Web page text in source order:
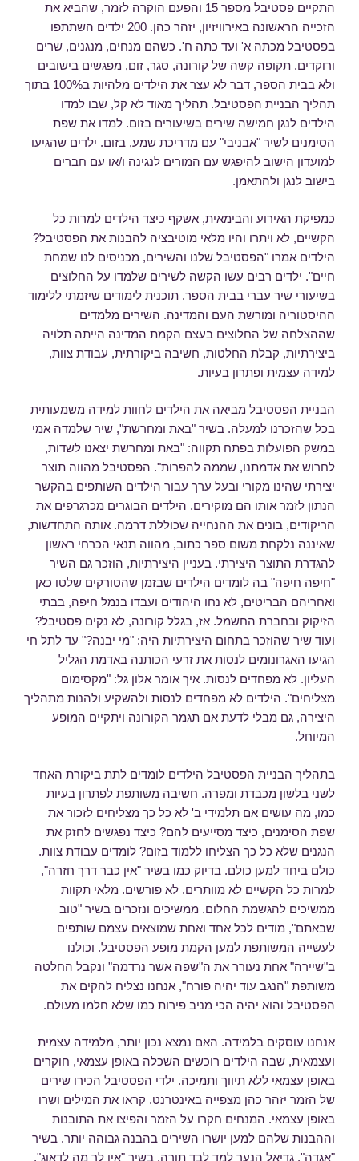
התקיים פסטיבל מספר 15 והפעם הוקרה לזמר, שהביא את
הזכייה הראשונה באירוויזיון, יזהר כהן. 200 ילדים השתתפו
בפסטיבל מכתה א' ועד כתה ח'. כשהם מנחים, מנגנים, שרים
ורוקדים. תקופה קשה של קורונה, סגר, זום, מפגשים בישובים
ולא בבית הספר, דבר לא עצר את הילדים מלהיות ב100% בתוך
תהליך הבניית הפסטיבל. תהליך מאוד לא קל, שבו למדו
הילדים לנגן חמישה שירים בשיעורים בזום. למדו את שפת
הסימנים לשיר "אבניבי" עם מדריכת שמע, בזום. ילדים שהגיעו
למועדון הישוב להיפגש עם המורים לנגינה ו/או עם חברים
בישוב לנגן ולהתאמן.
כמפיקת האירוע והבימאית, אשקף כיצד הילדים למרות כל
הקשיים, לא ויתרו והיו מלאי מוטיבציה להבנות את הפסטיבל?
הילדים אמרו "הפסטיבל שלנו והשירים, מכניסים לנו שמחת
חיים". ילדים רבים עשו הקשה לשירים שלמדו על החלוצים
בשיעורי שיר עברי בבית הספר. תוכנית לימודים שיזמתי ללימוד
ההיסטוריה ומורשת העם והמדינה. השירים מלמדים
שההצלחה של החלוצים בעצם הקמת המדינה הייתה תלויה
ביצירתיות, קבלת החלטות, חשיבה ביקורתית, עבודת צוות,
למידה עצמית ופתרון בעיות.
הבניית הפסטיבל מביאה את הילדים לחוות למידה משמעותית
בכל שהזכרנו למעלה. בשיר "באת ומחרשת", שיר שלמדה אמי
במשק הפועלות בפתח תקווה: "באת ומחרשת יצאנו לשדות,
לחרוש את אדמתנו, שממה להפרות". הפסטיבל מהווה תוצר
יצירתי שהינו מקורי ובעל ערך עבור הילדים השותפים בהקשר
הנתון לזמר אותו הם מוקירים. הילדים הבוגרים מכרגרפים את
הריקודים, בונים את ההנחייה שכוללת דרמה. אותה התחדשות,
שאיננה נלקחת משום ספר כתוב, מהווה תנאי הכרחי ראשון
להגדרת התוצר היצירתי. בעניין היצירתיות, הוזכר גם השיר
"חיפה חיפה" בה לומדים הילדים שבזמן שהטורקים שלטו כאן
ואחריהם הבריטים, לא נחו היהודים ועבדו בנמל חיפה, בבתי
הזיקוק ובחברת החשמל. אז, בגלל קורונה, לא נקים פסטיבל?
ועוד שיר שהוזכר בתחום היצירתיות היה: "מי יבנה?" עד לתל חי
הגיעו האגרונומים לנסות את זרעי הכותנה באדמת הגליל
העליון. לא מפחדים לנסות. איך אומר אלון גל: "מקסימום
מצליחים". הילדים לא מפחדים לנסות ולהשקיע ולהנות מתהליך
היצירה, גם מבלי לדעת אם תגמר הקורונה ויתקיים המופע
המיוחל.
בתהליך הבניית הפסטיבל הילדים לומדים לתת ביקורת האחד
לשני בלשון מכבדת ומפרה. חשיבה משותפת לפתרון בעיות
כמו, מה עושים אם תלמידי ב' לא כל כך מצליחים לזכור את
שפת הסימנים, כיצד מסייעים להם? כיצד נפגשים לחזק את
הנגנים שלא כל כך הצליחו ללמוד בזום? לומדים עבודת צוות.
כולם ביחד למען כולם. בדיוק כמו בשיר "אין כבר דרך חזרה",
למרות כל הקשיים לא מוותרים. לא פורשים. מלאי תקוות
ממשיכים להגשמת החלום. ממשיכים ונזכרים בשיר "טוב
שבאתם", מודים לכל אחד ואחת שמוצאים עצמם שותפים
לעשייה המשותפת למען הקמת מופע הפסטיבל. וכולנו
ב"שיירה" אחת נעורר את ה"שפה אשר נרדמה" ונקבל החלטה
משותפת "הנגב עוד יהיה פורח", אנחנו נצליח להקים את
הפסטיבל והוא יהיה הכי מניב פירות כמו שלא חלמו מעולם.
אנחנו עוסקים בלמידה. האם נמצא נכון יותר, מלמידה עצמית
ועצמאית, שבה הילדים רוכשים השכלה באופן עצמאי, חוקרים
באופן עצמאי ללא תיווך ותמיכה. ילדי הפסטיבל הכירו שירים
של הזמר יזהר כהן מצפייה באינטרנט. קראו את המילים ושרו
באופן עצמאי. המנחים חקרו על הזמר והפיצו את התובנות
וההבנות שלהם למען יושרו השירים בהבנה גבוהה יותר. בשיר
"אגדה", גדיאל הנער למד לבד תורה. בשיר "אין לך מה לדאוג",